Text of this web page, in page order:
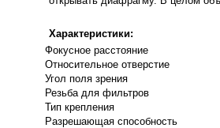
Характеристики:
Фокусное расстояние
Относительное отверстие
Угол поля зрения
Резьба для фильтров
Тип крепления
Разрешающая способность